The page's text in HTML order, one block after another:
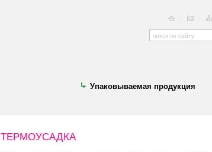
Упаковываемая продукция
термоусадка